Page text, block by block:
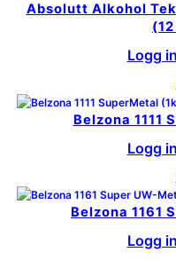
Absolutt Alkohol
Logg
Belzona 1111
Logg
Belzona 1161
Logg